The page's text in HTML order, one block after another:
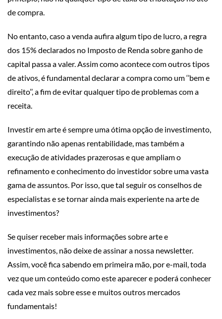
de compra.
No entanto, caso a venda aufira algum tipo de lucro, a regra
dos 15% declarados no Imposto de Renda sobre ganho de
capital passa a valer. Assim como acontece com outros tipos
de ativos, é fundamental declarar a compra como um ‘’bem e
direito’’, a fim de evitar qualquer tipo de problemas com a
receita.
Investir em arte é sempre uma ótima opção de investimento,
garantindo não apenas rentabilidade, mas também a
execução de atividades prazerosas e que ampliam o
refinamento e conhecimento do investidor sobre uma vasta
gama de assuntos. Por isso, que tal seguir os conselhos de
especialistas e se tornar ainda mais experiente na arte de
investimentos?
Se quiser receber mais informações sobre arte e
investimentos, não deixe de assinar a nossa newsletter.
Assim, você fica sabendo em primeira mão, por e-mail, toda
vez que um conteúdo como este aparecer e poderá conhecer
cada vez mais sobre esse e muitos outros mercados
fundamentais!